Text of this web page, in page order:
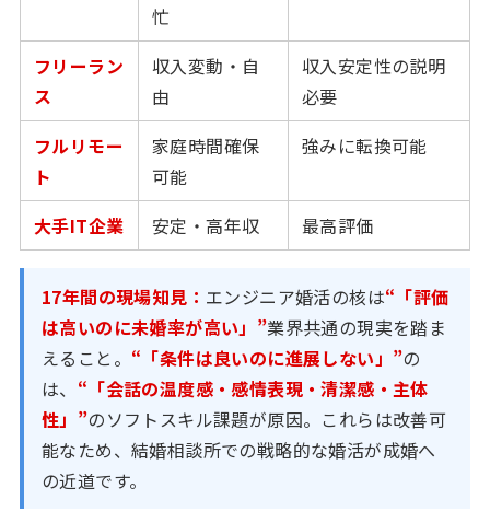
忙
フリーラン
ス
収入変動・自
由
収入安定性の説明
必要
フルリモー
ト
家庭時間確保
可能
強みに転換可能
大手IT企業 安定・高年収 最高評価
17年間の現場知見： エンジニア婚活の核は“「評価
は高いのに未婚率が高い」”業界共通の現実を踏ま
えること。 “「条件は良いのに進展しない」”の
は、 “「会話の温度感・感情表現・清潔感・主体
性」”のソフトスキル課題が原因。これらは改善可
能なため、結婚相談所での戦略的な婚活が成婚へ
の近道です。